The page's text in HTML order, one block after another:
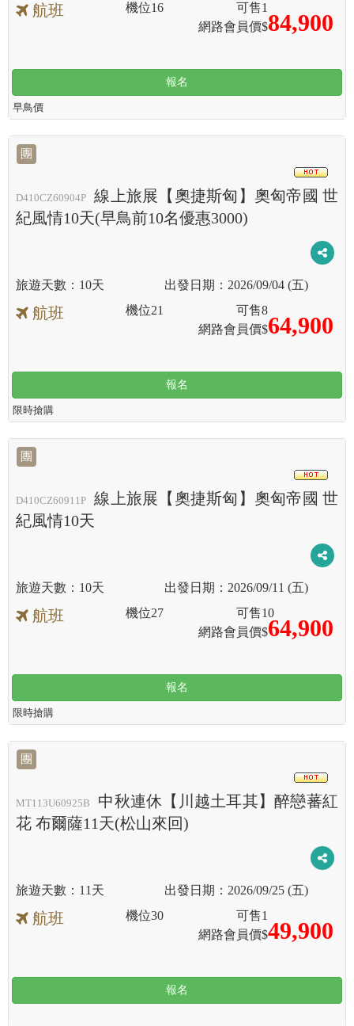
航班
網路會員價$84,900
機位16 可售1
報名
早鳥價
團
D410CZ60904P
線上旅展【奧捷斯匈】奧匈帝國 世
紀風情10天(早鳥前10名優惠3000)
10天 2026/09/04 (五)
航班
網路會員價$64,900
機位21 可售8
報名
限時搶購
團
D410CZ60911P
線上旅展【奧捷斯匈】奧匈帝國 世
紀風情10天
10天 2026/09/11 (五)
航班
網路會員價$64,900
機位27 可售10
報名
限時搶購
團
MT113U60925B
中秋連休【川越土耳其】醉戀蕃紅
花 布爾薩11天(松山來回)
11天 2026/09/25 (五)
航班
網路會員價$49,900
機位30 可售1
報名